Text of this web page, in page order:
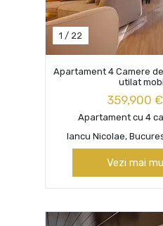
1 / 22
Apartament 4 Camere
utilat
359,900 €
Apartament cu 4
Iancu Nicolae,
Vezi mai